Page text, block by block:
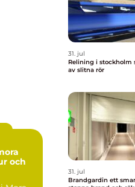
och
31. jul
Relining i stockholm smart renovering
av slitna rör
31. jul
Brandgardin ett smartare sätt att